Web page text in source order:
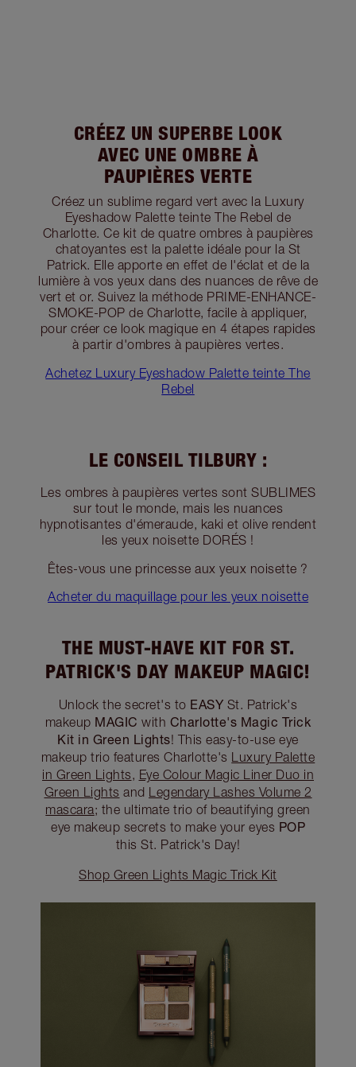
CRÉEZ UN SUPERBE LOOK
AVEC UNE OMBRE À
PAUPIÈRES VERTE
Créez un sublime regard vert avec la Luxury
Eyeshadow Palette teinte The Rebel de
Charlotte. Ce kit de quatre ombres à paupières
chatoyantes est la palette idéale pour la St
Patrick. Elle apporte en effet de l'éclat et de la
lumière à vos yeux dans des nuances de rêve de
vert et or. Suivez la méthode PRIME-ENHANCE-
SMOKE-POP de Charlotte, facile à appliquer,
pour créer ce look magique en 4 étapes rapides
à partir d'ombres à paupières vertes.
Achetez Luxury Eyeshadow Palette teinte The
Rebel
LE CONSEIL TILBURY :
Les ombres à paupières vertes sont SUBLIMES
sur tout le monde, mais les nuances
hypnotisantes d'émeraude, kaki et olive rendent
les yeux noisette DORÉS !
Êtes-vous une princesse aux yeux noisette ?
Acheter du maquillage pour les yeux noisette
THE MUST-HAVE KIT FOR ST.
PATRICK'S DAY MAKEUP MAGIC!
Unlock the secret's to EASY St. Patrick's
makeup MAGIC with Charlotte's Magic Trick
Kit in Green Lights! This easy-to-use eye
makeup trio features Charlotte's Luxury Palette
in Green Lights, Eye Colour Magic Liner Duo in
Green Lights and Legendary Lashes Volume 2
mascara; the ultimate trio of beautifying green
eye makeup secrets to make your eyes POP
this St. Patrick's Day!
Shop Green Lights Magic Trick Kit